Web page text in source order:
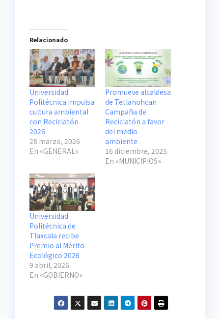
Relacionado
Universidad
Politécnica impulsa
cultura ambiental
con Reciclatón
2026
28 marzo, 2026
En «GENERAL»
Promueve alcaldesa
de Tetlanohcan
Campaña de
Reciclatón a favor
del medio
ambiente
16 diciembre, 2025
En «MUNICIPIOS»
Universidad
Politécnica de
Tlaxcala recibe
Premio al Mérito
Ecológico 2026
9 abril, 2026
En «GOBIERNO»